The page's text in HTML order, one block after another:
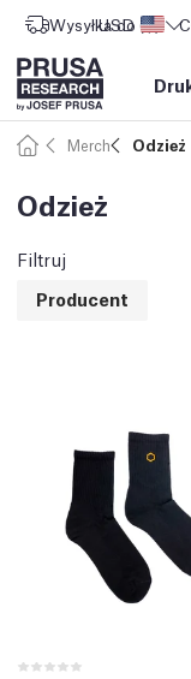
Wysyłka do
USD ($)
Merch Odzież
Odzież
Filtruj
Producent